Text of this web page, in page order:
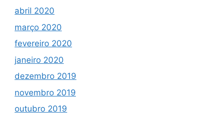
abril 2020
março 2020
fevereiro 2020
janeiro 2020
dezembro 2019
novembro 2019
outubro 2019